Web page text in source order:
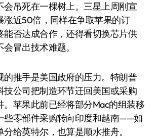
会吊死在一棵树上。三星上周刚宣
涨近50倍，同样在争取苹果的订
能否达成合作，还得看切换芯片供
冒出技术难题。
的推手是美国政府的压力。特朗普
技公司把制造环节迁回美国或采购
。苹果此前已经将部分Mac的组装移
些零部件采购转向印度和越南——如
给英特尔，也算是顺水推舟。